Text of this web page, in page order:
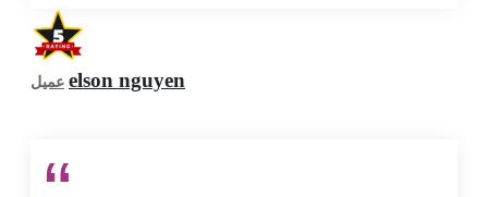
elson nguyen عميل